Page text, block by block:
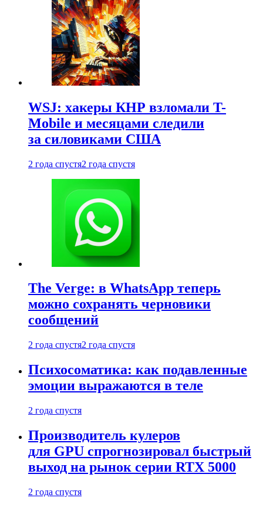
WSJ: хакеры КНР взломали T-
Mobile и месяцами следили
за силовиками США
2 года спустя2 года спустя
The Verge: в WhatsApp теперь
можно сохранять черновики
сообщений
2 года спустя2 года спустя
Психосоматика: как подавленные
эмоции выражаются в теле
2 года спустя
Производитель кулеров
для GPU спрогнозировал быстрый
выход на рынок серии RTX 5000
2 года спустя